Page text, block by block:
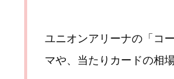
ユニオンアリーナの「コ
マや、当たりカードの相